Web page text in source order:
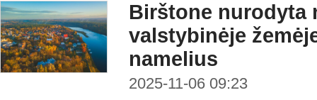
Birštone nurodyta
valstybinėje
namelius
2025-11-06 09:23